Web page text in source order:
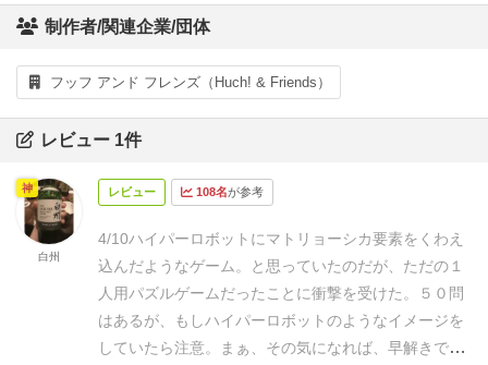
制作者/関連企業/団体
フッフ アンド フレンズ（Huch! & Friends）
レビュー 1件
レビュー 108名が参考
4/10ハイパーロボットにマトリョーシカ要素をくわえ
込んだようなゲーム。
と思っていたのだが、ただの１
人用パズルゲームだったことに衝撃を受けた。
５０問
はあるが、もしハイパーロボットのようなイメージを
していたら注意。
まぁ、その気になれば、早解きでハ
神
白州